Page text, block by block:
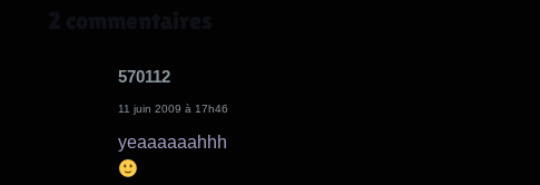
570112
11 juin 2009 à 17h46
yeaaaaaahhh